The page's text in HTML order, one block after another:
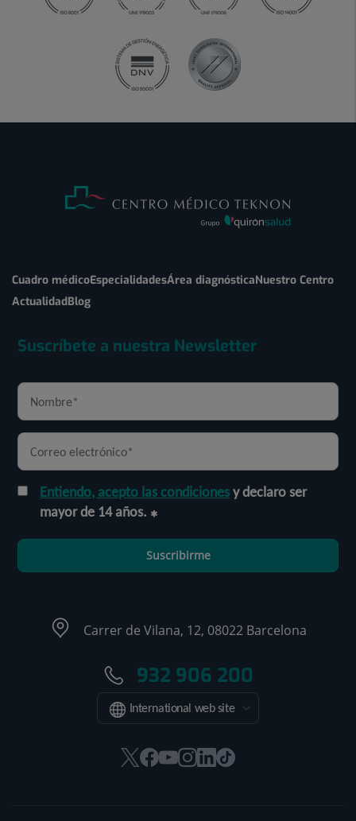
Cuadro médicoEspecialidadesÁrea diagnósticaNuestro Centro
ActualidadBlog
Suscríbete a nuestra Newsletter
Entiendo, acepto las condicionesy declaro ser
mayor de 14 años.
Suscribirme
Carrer de Vilana, 12, 08022 Barcelona
932 906 200
International web site
EsteEsteEsteEsteEsteEnlace